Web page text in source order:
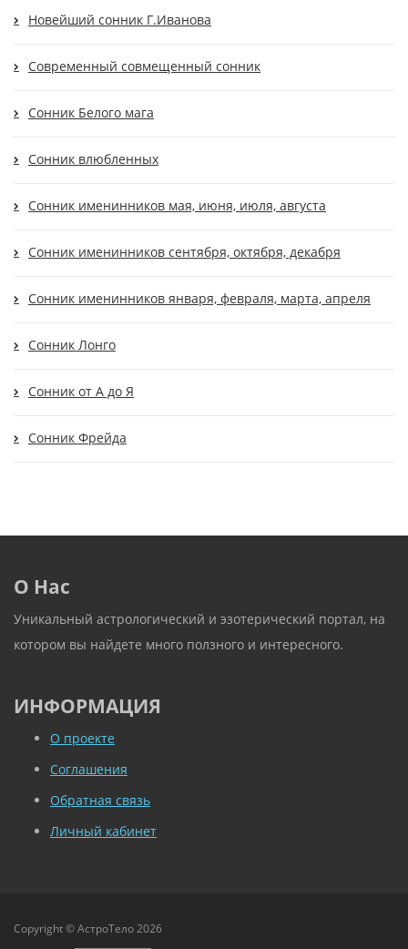
Новейший сонник Г.Иванова
Современный cовмещенный сонник
Сонник Белого мага
Сонник влюбленных
Сонник именинников мая, июня, июля, августа
Сонник именинников сентября, октября, декабря
Сонник именинников января, февраля, марта, апреля
Сонник Лонго
Сонник от А до Я
Сонник Фрейда
О Нас
Уникальный астрологический и эзотерический портал, на
котором вы найдете много ползного и интересного.
ИНФОРМАЦИЯ
О проекте
Соглашения
Обратная связь
Личный кабинет
Copyright © АстроТело 2026